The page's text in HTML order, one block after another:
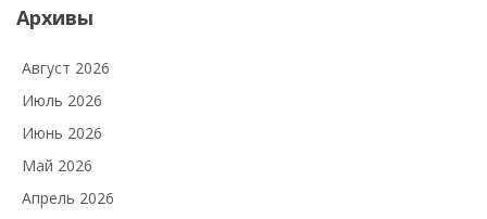
Архивы
Август 2026
Июль 2026
Июнь 2026
Май 2026
Апрель 2026